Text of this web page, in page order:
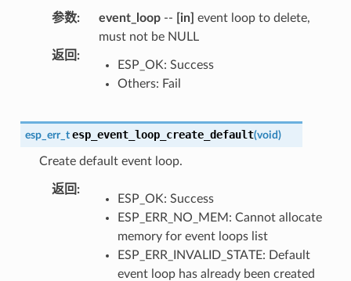
参数: event_loop-- [in] event loop to delete,
must not be NULL
返回 :
ESP_OK: Success
Others: Fail
esp_err_t esp_event_loop_create_default(void)
Create default event loop.
返回 :
ESP_OK: Success
ESP_ERR_NO_MEM: Cannot allocate
memory for event loops list
ESP_ERR_INVALID_STATE: Default
event loop has already been created